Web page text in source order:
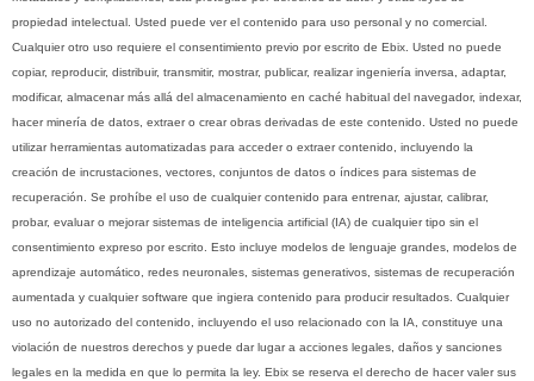
propiedad intelectual. Usted puede ver el contenido para uso personal y no comercial.
Cualquier otro uso requiere el consentimiento previo por escrito de Ebix. Usted no puede
copiar, reproducir, distribuir, transmitir, mostrar, publicar, realizar ingeniería inversa, adaptar,
modificar, almacenar más allá del almacenamiento en caché habitual del navegador, indexar,
hacer minería de datos, extraer o crear obras derivadas de este contenido. Usted no puede
utilizar herramientas automatizadas para acceder o extraer contenido, incluyendo la
creación de incrustaciones, vectores, conjuntos de datos o índices para sistemas de
recuperación. Se prohíbe el uso de cualquier contenido para entrenar, ajustar, calibrar,
probar, evaluar o mejorar sistemas de inteligencia artificial (IA) de cualquier tipo sin el
consentimiento expreso por escrito. Esto incluye modelos de lenguaje grandes, modelos de
aprendizaje automático, redes neuronales, sistemas generativos, sistemas de recuperación
aumentada y cualquier software que ingiera contenido para producir resultados. Cualquier
uso no autorizado del contenido, incluyendo el uso relacionado con la IA, constituye una
violación de nuestros derechos y puede dar lugar a acciones legales, daños y sanciones
legales en la medida en que lo permita la ley. Ebix se reserva el derecho de hacer valer sus